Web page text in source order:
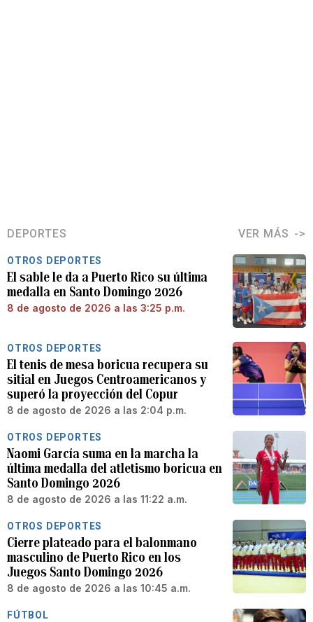
DEPORTES VER MÁS
OTROS DEPORTES
El sable le da a Puerto Rico su última
medalla en Santo Domingo 2026
8 de agosto de 2026 a las 3:25 p.m.
OTROS DEPORTES
El tenis de mesa boricua recupera su
sitial en Juegos Centroamericanos y
superó la proyección del Copur
8 de agosto de 2026 a las 2:04 p.m.
OTROS DEPORTES
Naomi García suma en la marcha la
última medalla del atletismo boricua en
Santo Domingo 2026
8 de agosto de 2026 a las 11:22 a.m.
OTROS DEPORTES
Cierre plateado para el balonmano
masculino de Puerto Rico en los
Juegos Santo Domingo 2026
8 de agosto de 2026 a las 10:45 a.m.
FÚTBOL